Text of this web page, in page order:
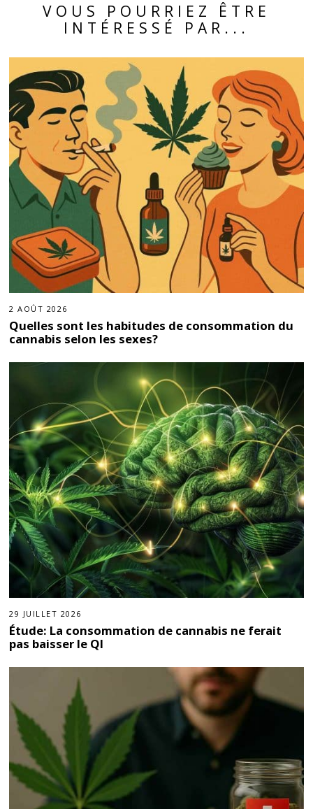
VOUS POURRIEZ ÊTRE
INTÉRESSÉ PAR...
2 AOÛT 2026
Quelles sont les habitudes de consommation du
cannabis selon les sexes?
29 JUILLET 2026
Étude: La consommation de cannabis ne ferait
pas baisser le QI